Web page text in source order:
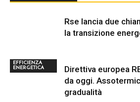
EFFICIENZA
ENERGETICA
Rse lancia due
la transizione
Direttiva europea
da oggi.
gradualità